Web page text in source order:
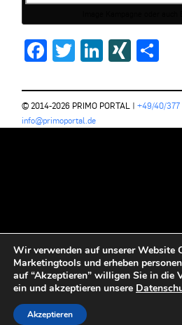
Facebook
Twitter
LinkedIn
XING
© 2014-2026 PRIMO PORTAL |+49/40/
info@primoportal.de
Wir verwenden auf unserer Website
Marketingtools und erheben
auf “Akzeptieren” willigen Sie in die
ein und akzeptieren unsere
Akzeptieren